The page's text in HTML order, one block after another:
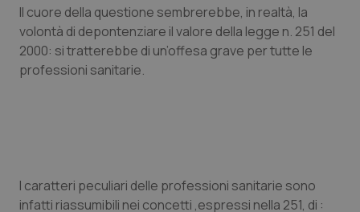
Il cuore della questione sembrerebbe, in realtà, la
volontà di depontenziare il valore della legge n. 251 del
2000: si tratterebbe di un’offesa grave per tutte le
professioni sanitarie.
I caratteri peculiari delle professioni sanitarie sono
infatti riassumibili nei concetti ,espressi nella 251, di :
www.quotidianosanita.it
tracking-sites-ironfish-
tracking-enable
www.quotidianosanita.it